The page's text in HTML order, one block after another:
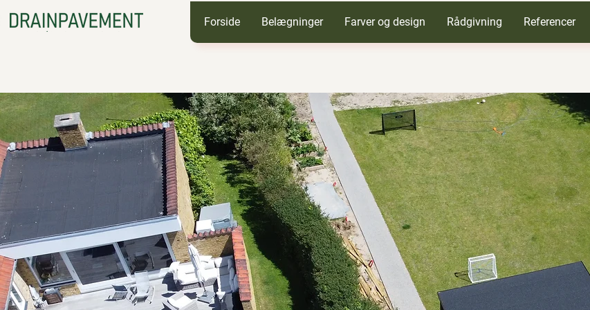
Forside Belægninger Farver og design Rådgivning Referencer